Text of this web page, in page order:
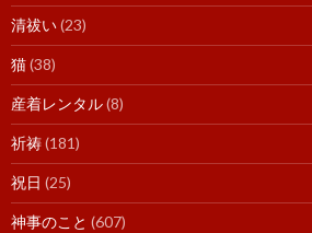
清祓い(23)
猫(38)
産着レンタル(8)
祈祷(181)
祝日 (25)
神事のこと (607)